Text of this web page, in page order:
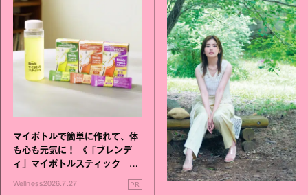
マイボトルで簡単に作れて、体
も心も元気に！ 《「ブレンデ
ィ」マイボトルスティック い
いこと毎日》シリーズが誕生
Wellness2026.7.27 PR